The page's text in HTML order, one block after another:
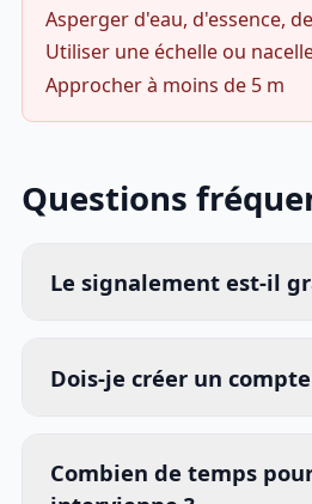
Asperger d'eau, d'essence,
Utiliser une échelle ou
Approcher à moins de 5 m
Questions
Le signalement est-il
Dois-je créer un
Combien de temps